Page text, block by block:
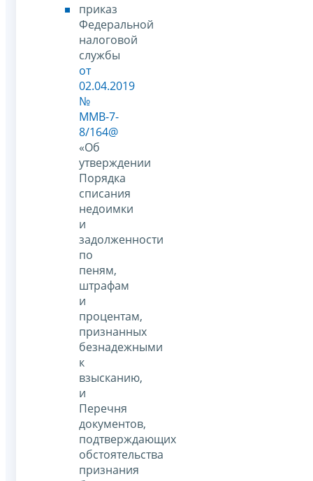
приказ
Федеральной
налоговой
службы
от
02.04.2019
№
ММВ-7-
8/164@
«Об
утверждении
Порядка
списания
недоимки
и
задолженности
по
пеням,
штрафам
и
процентам,
признанных
безнадежными
к
взысканию,
и
Перечня
документов,
подтверждающих
обстоятельства
признания